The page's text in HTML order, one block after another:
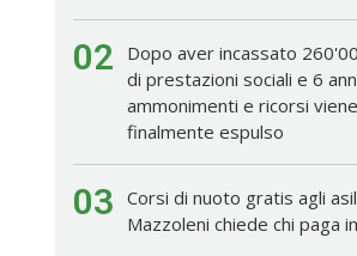
02
Dopo aver incassato
di prestazioni sociali e 6
ammonimenti e ricorsi viene
finalmente espulso
03 Corsi di nuoto gratis agli
Mazzoleni chiede chi paga